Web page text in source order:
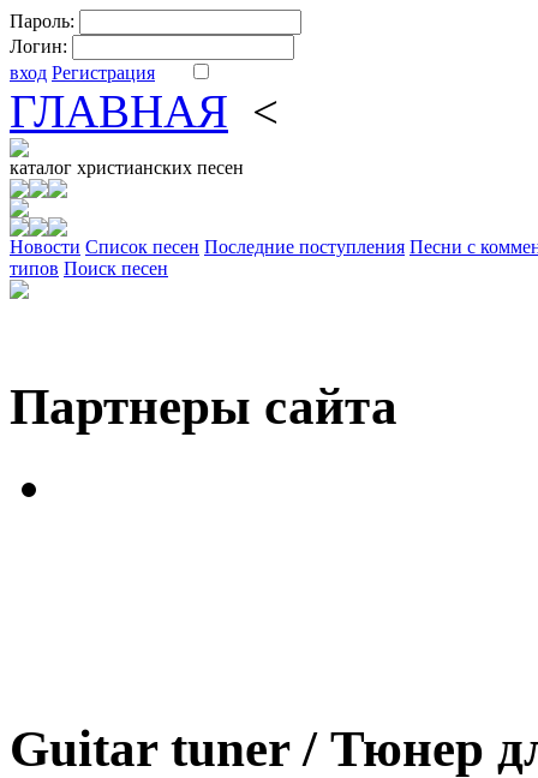
Пароль:
Логин:
вход Регистрация
ГЛАВНАЯ <
каталог христианских песен
Новости Cписок песен Последние поступления Песни с
типов Поиск песен
Партнеры сайта
Guitar tuner / Тюнер